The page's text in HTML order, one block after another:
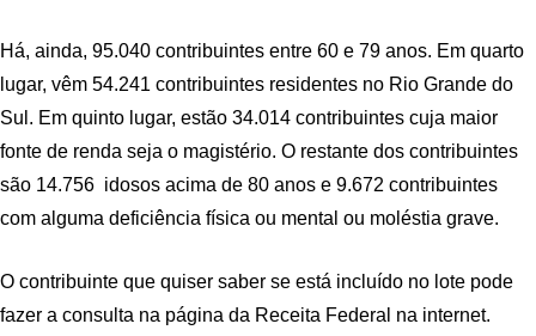
Há, ainda, 95.040 contribuintes entre 60 e 79 anos. Em quarto
lugar, vêm 54.241 contribuintes residentes no Rio Grande do
Sul. Em quinto lugar, estão 34.014 contribuintes cuja maior
fonte de renda seja o magistério. O restante dos contribuintes
são 14.756 idosos acima de 80 anos e 9.672 contribuintes
com alguma deficiência física ou mental ou moléstia grave.
O contribuinte que quiser saber se está incluído no lote pode
fazer a consulta na página da Receita Federal na internet.